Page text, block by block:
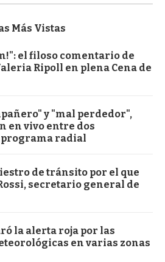
Más Vistas
el filoso comentario de
Ripoll en plena Cena de
y "mal perdedor",
en vivo entre dos
radial
de tránsito por el que
secretario general de
la alerta roja por las
en varias zonas